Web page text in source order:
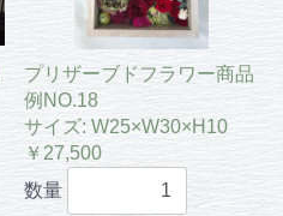
プリザーブドフラワー商品
例NO.18
サイズ: W25×W30×H10
￥27,500
数量